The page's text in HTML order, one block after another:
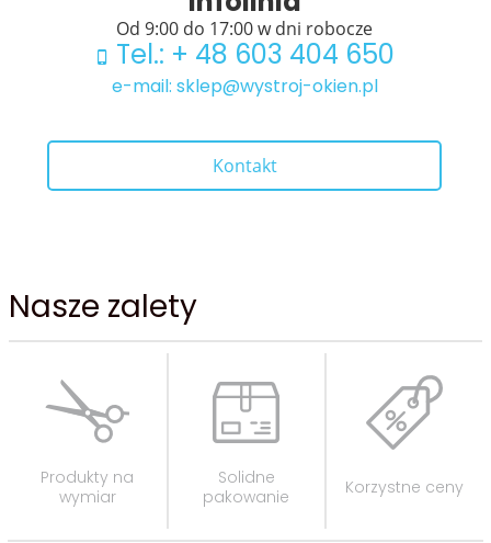
Od 9:00 do 17:00 w dni robocze
Tel.: + 48 603 404 650
e-mail: sklep@wystroj-okien.pl
Kontakt
Nasze zalety
Produkty na
wymiar
Solidne
pakowanie
Korzystne ceny